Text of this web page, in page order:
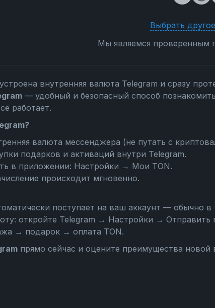
Выбрать
Мы являемся проверенным
внутренняя валюта Telegram и сразу
— удобный и безопасный способ
работает.
валюта мессенджера (не путать с
подарков и активаций внутри Telegram.
в приложении: Настройки → Мои TON.
происходит мгновенно.
поступает на ваш аккаунт — обычно в
откройте Telegram → Настройки → Отправить
→ подарок → оплата TON.
прямо сейчас и оцените преимущества новой